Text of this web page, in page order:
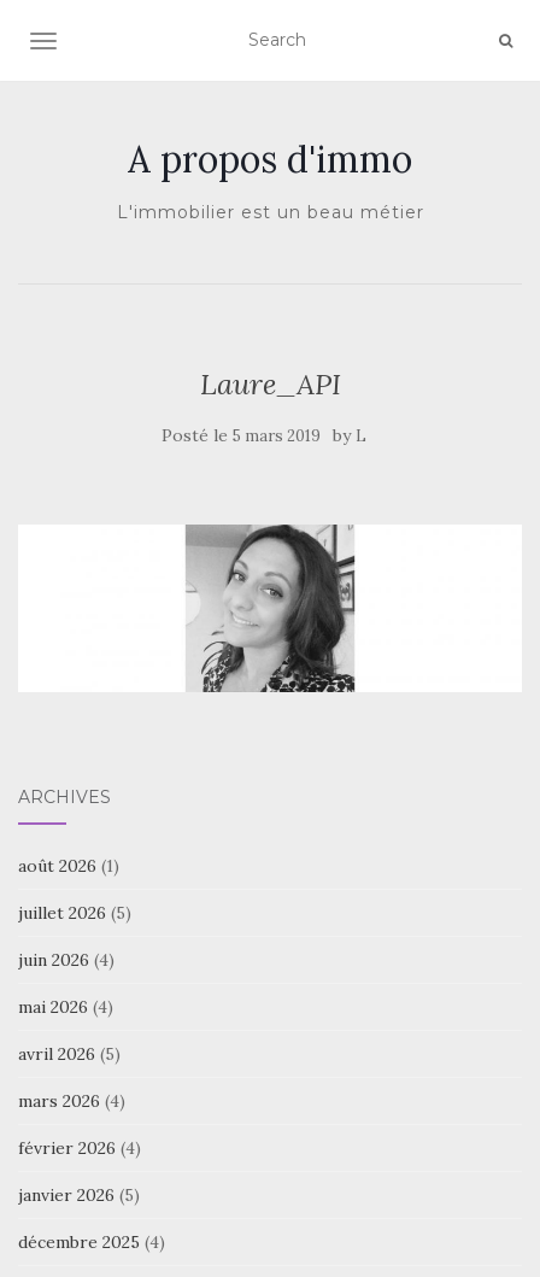
AFFICHER/MASQUER LA NAVIGATION
A propos d'immo
L'immobilier est un beau métier
Laure_API
Posté le 5 mars 2019 by L
ARCHIVES
août 2026 (1)
juillet 2026 (5)
juin 2026 (4)
mai 2026 (4)
avril 2026 (5)
mars 2026 (4)
février 2026 (4)
janvier 2026 (5)
décembre 2025 (4)